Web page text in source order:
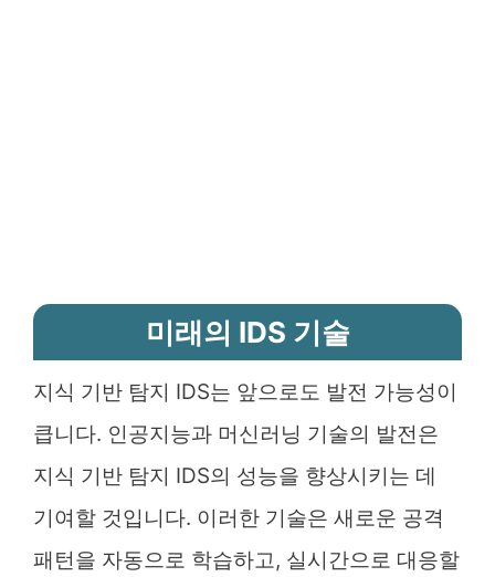
미래의 IDS 기술
지식 기반 탐지 IDS는 앞으로도 발전 가능성이
큽니다. 인공지능과 머신러닝 기술의 발전은
지식 기반 탐지 IDS의 성능을 향상시키는 데
기여할 것입니다. 이러한 기술은 새로운 공격
패턴을 자동으로 학습하고, 실시간으로 대응할